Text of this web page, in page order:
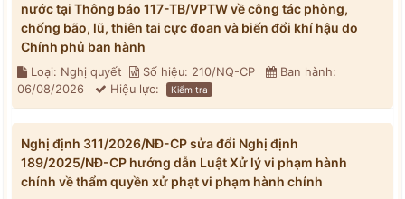
nước tại Thông báo 117-TB/VPTW về công tác phòng,
chống bão, lũ, thiên tai cực đoan và biến đổi khí hậu do
Chính phủ ban hành
Loại: Nghị quyết Số hiệu: 210/NQ-CP
Ban hành:
06/08/2026
Hiệu lực: Kiểm tra
Nghị định 311/2026/NĐ-CP sửa đổi Nghị định
189/2025/NĐ-CP hướng dẫn Luật Xử lý vi phạm hành
chính về thẩm quyền xử phạt vi phạm hành chính